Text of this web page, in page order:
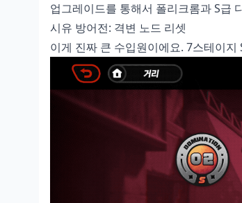
업그레이드를 통해서 폴리크롬과 S급
시유 방어전: 격변 노드 리셋
이게 진짜 큰 수입원이에요. 7스테이